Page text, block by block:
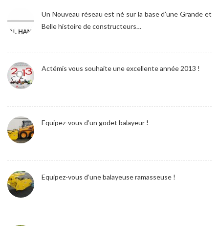
Un Nouveau réseau est né sur la base d’une Grande et
Belle histoire de constructeurs…
Actémis vous souhaite une excellente année 2013 !
Equipez-vous d’un godet balayeur !
Equipez-vous d’une balayeuse ramasseuse !